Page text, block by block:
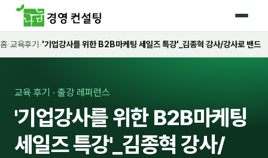
홈
🤖 AI · IT 교육
📈 마케팅 · 영업
홈›교육후기 ›'기업강사를 위한 B2B마케팅 세일즈 특강'_김종혁 강사/강사로 밴드
교육 후기 · 출강 레퍼런스
'기업강사를 위한 B2B마케팅
세일즈 특강'_김종혁 강사/